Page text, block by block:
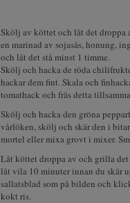
Skölj av köttet och låt det
en marinad av sojasås, honung,
och låt det stå minst 1 timme.
Skölj och hacka de röda
hackar dem fint. Skala och
tomathack och fräs detta
Skölj och hacka den gröna
vårlöken, skölj och skär den i
mortel eller mixa grovt i mixer.
Låt köttet droppa av och grilla
låt vila 10 minuter innan du skär
sallatsblad som på bilden och
kokt ris.